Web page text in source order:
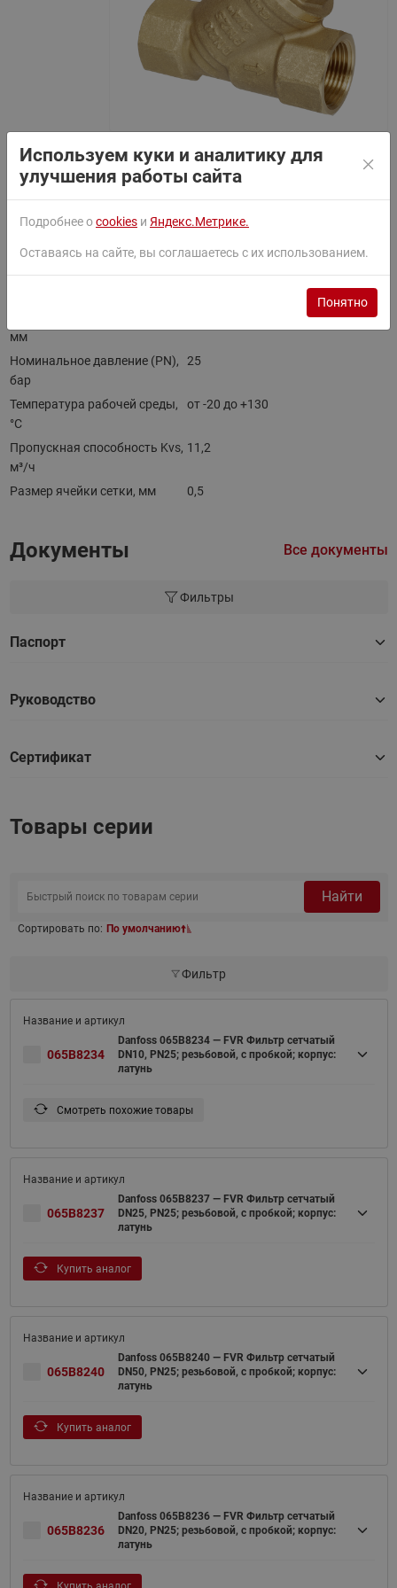
Латунный сетчатый фильтр FVR-R Ридан
С пробкой, резьбой.
Бренд: Ридан
Основное
мм
Номинальное давление (PN),
бар
25
Температура рабочей среды,
°С
от -20 до +130
Пропускная способность Kvs,
м³/ч
11,2
Размер ячейки сетки, мм 0,5
Документы Все документы
Фильтры
Паспорт
Руководство
Сертификат
Товары серии
Найти
Сортировать по: По умолчанию
Фильтр
065B8234
Danfoss 065B8234 — FVR Фильтр сетчатый
DN10, PN25; резьбовой, с пробкой; корпус:
латунь
Смотреть похожие товары
065B8237
Danfoss 065B8237 — FVR Фильтр сетчатый
DN25, PN25; резьбовой, с пробкой; корпус:
латунь
Купить аналог
065B8240
Danfoss 065B8240 — FVR Фильтр сетчатый
DN50, PN25; резьбовой, с пробкой; корпус:
латунь
Купить аналог
065B8236
Danfoss 065B8236 — FVR Фильтр сетчатый
DN20, PN25; резьбовой, с пробкой; корпус:
латунь
Используем куки и аналитику для
улучшения работы сайта
Подробнее оcookies и Яндекс.Метрике.
Оставаясь на сайте, вы соглашаетесь с их использованием.
Понятно